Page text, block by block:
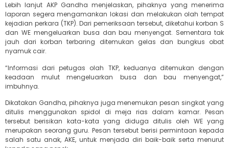
Lebih lanjut AKP Gandha menjelaskan, pihaknya yang menerima
laporan segera mengamankan lokasi dan melakukan olah tempat
kejadian perkara (TKP). Dari pemeriksaan tersebut, diketahui korban S
dan WE mengeluarkan busa dan bau menyengat. Sementara tak
jauh dari korban terbaring ditemukan gelas dan bungkus obat
nyamuk cair.
“Informasi dari petugas olah TKP, keduanya ditemukan dengan
keadaan mulut mengeluarkan busa dan bau menyengat,”
imbuhnya.
Dikatakan Gandha, pihaknya juga menemukan pesan singkat yang
ditulis menggunakan spidol di meja rias dalam kamar. Pesan
tersebut berisikan kata-kata yang diduga ditulis oleh WE yang
merupakan seorang guru. Pesan tersebut berisi permintaan kepada
salah satu anak, AKE, untuk menjada diri baik-baik serta menurut